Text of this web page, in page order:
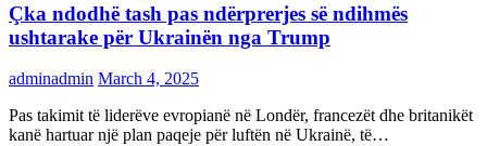
Çka ndodhë tash pas ndërprerjes së ndihmës
ushtarake për Ukrainën nga Trump
adminadmin March 4, 2025
Pas takimit të liderëve evropianë në Londër, francezët dhe britanikët
kanë hartuar një plan paqeje për luftën në Ukrainë, të…